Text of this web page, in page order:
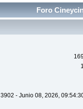
Foro
3902 - Junio 08, 2026,